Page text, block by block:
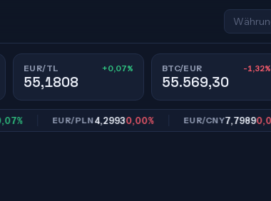
EUR/TL +0,07%
55,1808
BTC/EUR -1,32%
55.569,30
EUR/PLN4,29930,00% EUR/CNY7,79890,00%